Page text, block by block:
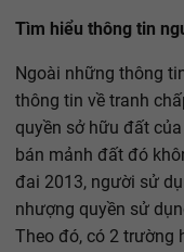
Tìm hiểu thông tin
Ngoài những thông
thông tin về tranh
quyền sở hữu đất
bán mảnh đất đó
đai 2013, người sử
nhượng quyền sử
Theo đó, có 2 trường